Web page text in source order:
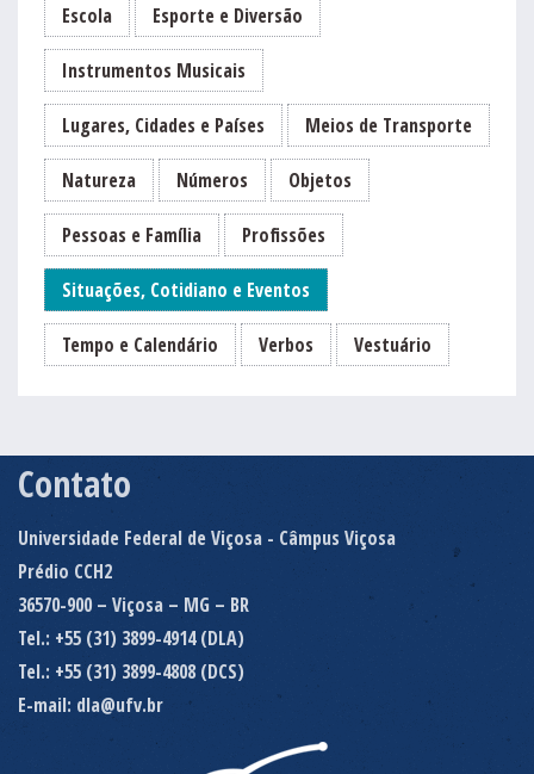
Escola Esporte e Diversão
Instrumentos Musicais
Lugares, Cidades e Países Meios de Transporte
Natureza Números Objetos
Pessoas e Família Profissões
Situações, Cotidiano e Eventos
Tempo e Calendário Verbos Vestuário
Contato
Universidade Federal de Viçosa - Câmpus Viçosa
Prédio CCH2
36570-900 – Viçosa – MG – BR
Tel.: +55 (31) 3899-4914 (DLA)
Tel.: +55 (31) 3899-4808 (DCS)
E-mail: dla@ufv.br